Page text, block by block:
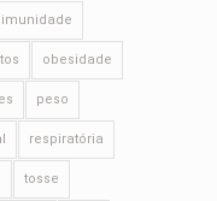
imunidade
obesidade
peso
respiratória
tosse